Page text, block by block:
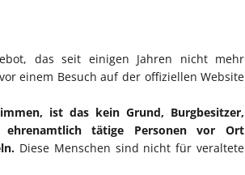
das seit einigen Jahren nicht mehr
einem Besuch auf der offiziellen Website
ist das kein Grund, Burgbesitzer,
tätige Personen vor Ort
Diese Menschen sind nicht für veraltete